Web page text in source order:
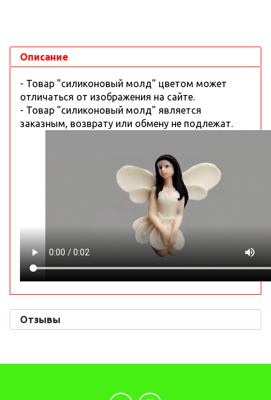
Описание
- Товар "силиконовый молд" цветом может
отличаться от изображения на сайте.
- Товар "силиконовый молд" является
заказным, возврату или обмену не подлежат.
Отзывы